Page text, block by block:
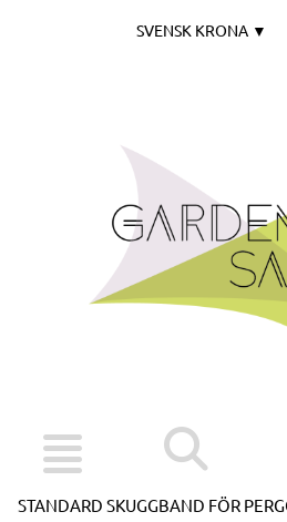
SVENSK KRONA▼
STANDARD SKUGGBAND FÖR